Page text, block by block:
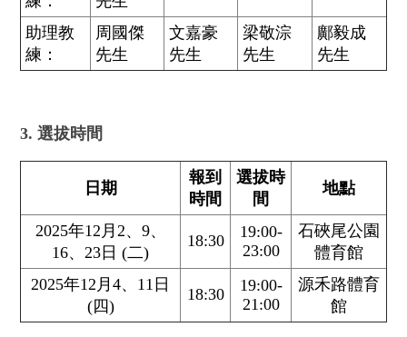
助理教
練：
周國傑
先生
文嘉豪
先生
梁敬淙
先生
鄺毅成
先生
3. 選拔時間
日期
報到
時間
選拔時
間
地點
2025年12月2、9、
16、23日 (二)
18:30
19:00-
23:00
石硤尾公園
體育館
2025年12月4、11日
(四)
18:30
19:00-
21:00
源禾路體育
館